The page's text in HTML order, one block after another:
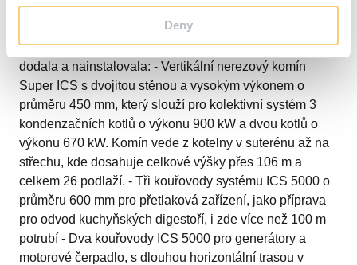
Deny
rychlá instalace systémů ICS a ICS 5000 umožnily
jednotné a rychlé řešení, které dokonale splňuje
požadavky projektu. Společnost Schiedel nakonec
dodala a nainstalovala: - Vertikální nerezový komín
Super ICS s dvojitou stěnou a vysokým výkonem o
průměru 450 mm, který slouží pro kolektivní systém 3
kondenzačních kotlů o výkonu 900 kW a dvou kotlů o
výkonu 670 kW. Komín vede z kotelny v suterénu až na
střechu, kde dosahuje celkové výšky přes 106 m a
celkem 26 podlaží. - Tři kouřovody systému ICS 5000 o
průměru 600 mm pro přetlaková zařízení, jako příprava
pro odvod kuchyňských digestoří, i zde více než 100 m
potrubí - Dva kouřovody ICS 5000 pro generátory a
motorové čerpadlo, s dlouhou horizontální trasou v